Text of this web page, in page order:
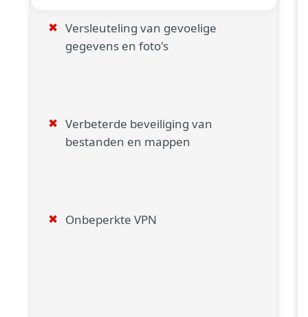
Versleuteling van gevoelige
gegevens en foto's
Verbeterde beveiliging van
bestanden en mappen
Onbeperkte VPN